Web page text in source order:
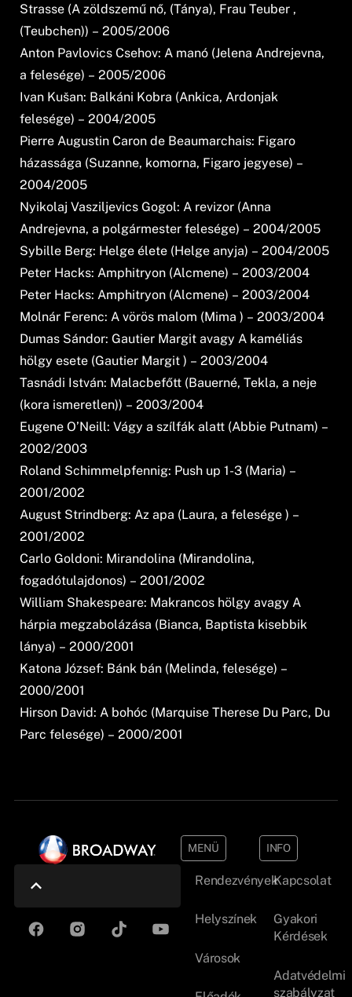
Strasse (A zöldszemű nő, (Tánya), Frau Teuber ,
(Teubchen)) – 2005/2006
Anton Pavlovics Csehov: A manó (Jelena Andrejevna,
a felesége) – 2005/2006
Ivan Kušan: Balkáni Kobra (Ankica, Ardonjak
felesége) – 2004/2005
Pierre Augustin Caron de Beaumarchais: Figaro
házassága (Suzanne, komorna, Figaro jegyese) –
2004/2005
Nyikolaj Vasziljevics Gogol: A revizor (Anna
Andrejevna, a polgármester felesége) – 2004/2005
Sybille Berg: Helge élete (Helge anyja) – 2004/2005
Peter Hacks: Amphitryon (Alcmene) – 2003/2004
Peter Hacks: Amphitryon (Alcmene) – 2003/2004
Molnár Ferenc: A vörös malom (Mima ) – 2003/2004
Dumas Sándor: Gautier Margit avagy A kaméliás
hölgy esete (Gautier Margit ) – 2003/2004
Tasnádi István: Malacbefőtt (Bauerné, Tekla, a neje
(kora ismeretlen)) – 2003/2004
Eugene O’Neill: Vágy a szílfák alatt (Abbie Putnam) –
2002/2003
Roland Schimmelpfennig: Push up 1-3 (Maria) –
2001/2002
August Strindberg: Az apa (Laura, a felesége ) –
2001/2002
Carlo Goldoni: Mirandolina (Mirandolina,
fogadótulajdonos) – 2001/2002
William Shakespeare: Makrancos hölgy avagy A
hárpia megzabolázása (Bianca, Baptista kisebbik
lánya) – 2000/2001
Katona József: Bánk bán (Melinda, felesége) –
2000/2001
Hirson David: A bohóc (Marquise Therese Du Parc, Du
Parc felesége) – 2000/2001
MENÜ
Rendezvények
Helyszínek
Városok
INFO
Kapcsolat
Gyakori
Kérdések
Adatvédelmi
szabályzat